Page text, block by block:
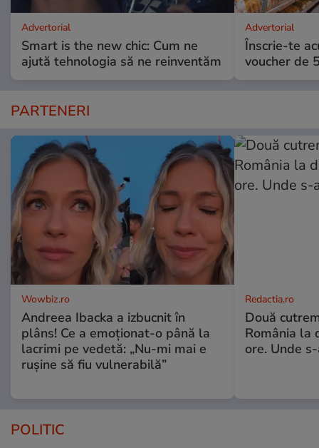
Advertorial
Smart is the new chic: Cum ne
ajută tehnologia să ne reinventăm
Advertorial
Înscrie-te
voucher de
PARTENERI
Wowbiz.ro
Andreea Ibacka a izbucnit în
plâns! Ce a emoționat-o până la
lacrimi pe vedetă: „Nu-mi mai e
rușine să fiu vulnerabilă”
Redactia.ro
Două
România la
ore. Unde
POLITIC